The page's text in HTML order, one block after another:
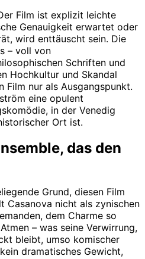
Film ist explizit leichte
Genauigkeit erwartet oder
wird enttäuscht sein. Die
– voll von
Schriften und
Hochkultur und Skandal
Film nur als Ausgangspunkt.
eine opulent
in der Venedig
Ort ist.
das den
Grund, diesen Film
Casanova nicht als zynischen
dem Charme so
– was seine Verwirrung,
bleibt, umso komischer
dramatisches Gewicht,